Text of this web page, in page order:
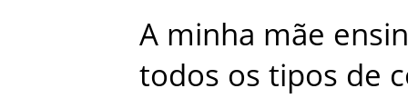
A minha mãe
todos os tipos de